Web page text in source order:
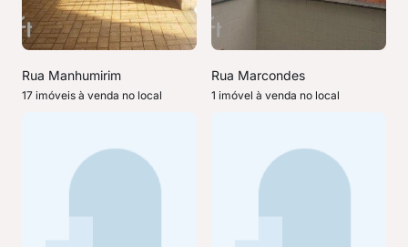
Rua Manhumirim
17 imóveis à venda no local
Rua Marcondes
1 imóvel à venda no local